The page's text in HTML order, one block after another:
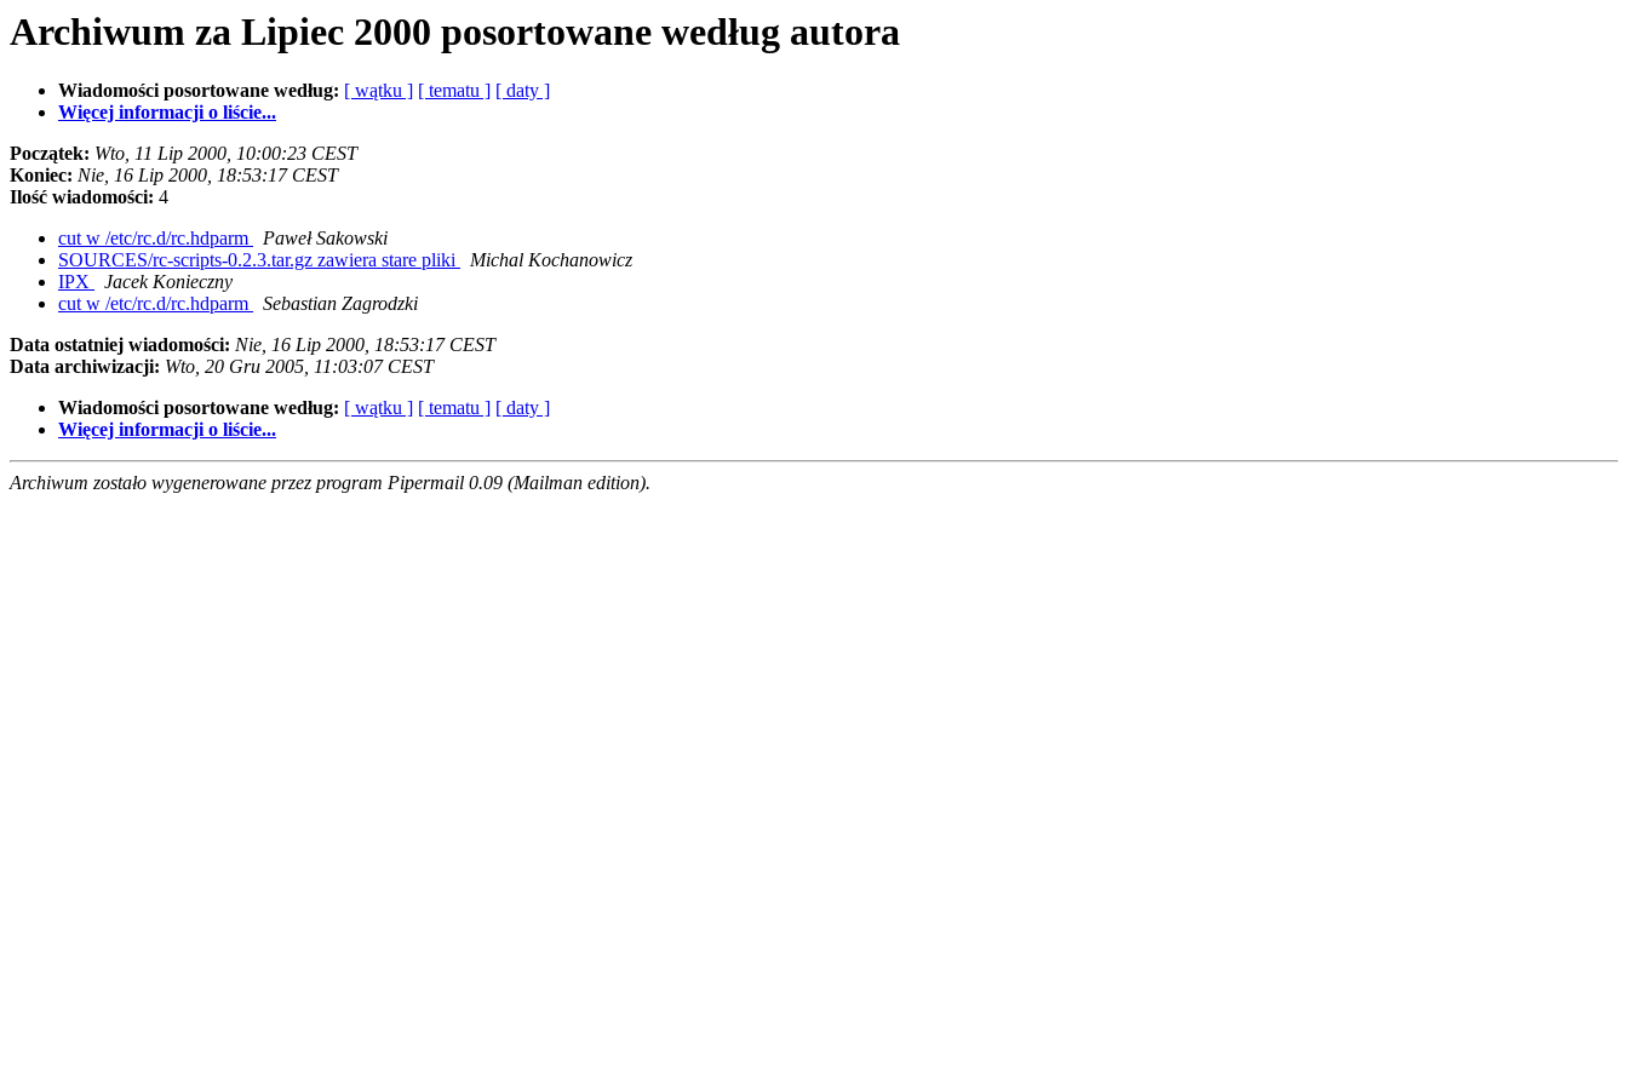
Archiwum za Lipiec 2000 posortowane według autora
Wiadomości posortowane według: [ wątku ] [ tematu ] [ daty ]
Więcej informacji o liście...
Początek: Wto, 11 Lip 2000, 10:00:23 CEST
Koniec: Nie, 16 Lip 2000, 18:53:17 CEST
Ilość wiadomości: 4
cut w /etc/rc.d/rc.hdparm
Paweł Sakowski
SOURCES/rc-scripts-0.2.3.tar.gz zawiera stare pliki
Michal Kochanowicz
IPX
Jacek Konieczny
cut w /etc/rc.d/rc.hdparm
Sebastian Zagrodzki
Data ostatniej wiadomości: Nie, 16 Lip 2000, 18:53:17 CEST
Data archiwizacji: Wto, 20 Gru 2005, 11:03:07 CEST
Wiadomości posortowane według: [ wątku ] [ tematu ] [ daty ]
Więcej informacji o liście...
Archiwum zostało wygenerowane przez program Pipermail 0.09 (Mailman edition).